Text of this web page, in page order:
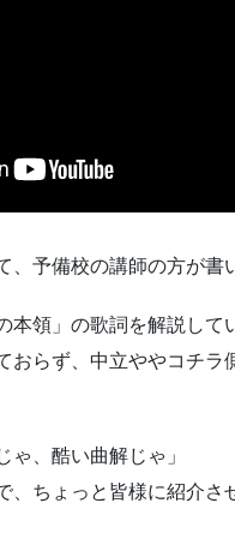
、予備校の講師の方が書
本領」の歌詞を解説し
おらず、中立ややコチラ
ゃ、酷い曲解じゃ」
、ちょっと皆様に紹介さ